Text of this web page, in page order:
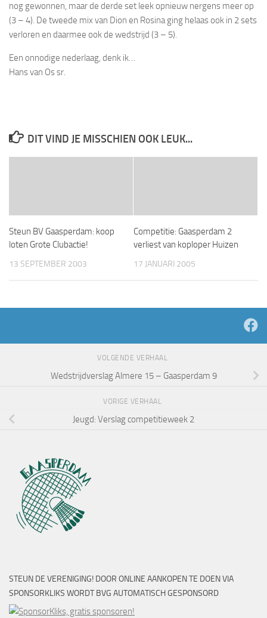
nog gewonnen, maar de derde set leek opnieuw nergens meer op
(3 – 4). De tweede mix van Dion en Rosina ging helaas ook in 2 sets
verloren en daarmee ook de wedstrijd (3 – 5).
Een onnodige nederlaag, denk ik…
Hans van Os sr.
DIT VIND JE MISSCHIEN OOK LEUK...
Steun BV Gaasperdam: koop
loten Grote Clubactie!
13 SEPTEMBER 2003
Competitie: Gaasperdam 2
verliest van koploper Huizen
17 JANUARI 2005
VOLGENDE VERHAAL
Wedstrijdverslag Almere 15 – Gaasperdam 9
VORIGE VERHAAL
Jeugd: Verslag competitieweek 2
STEUN DE VERENIGING! DOOR ONLINE AANKOPEN TE DOEN VIA
SPONSORKLIKS WORDT BVG AUTOMATISCH GESPONSORD